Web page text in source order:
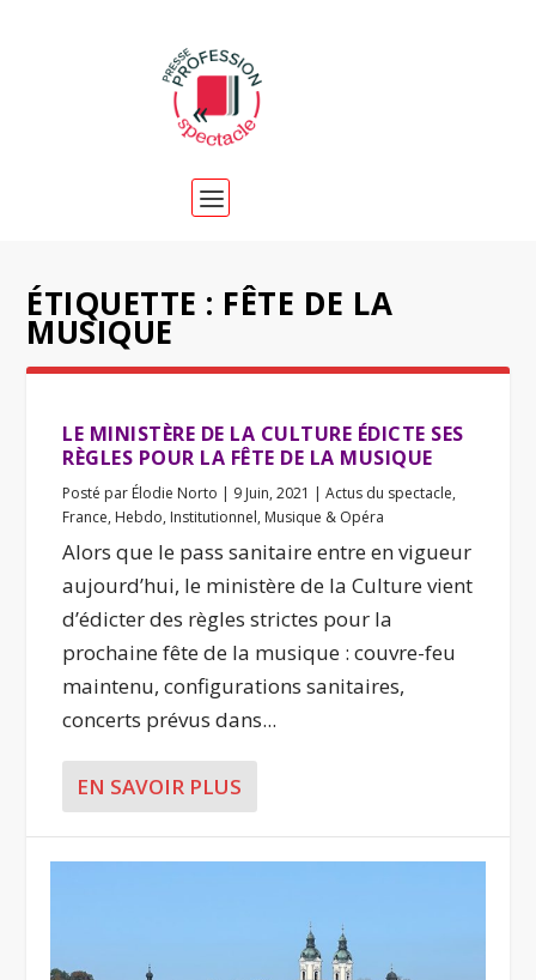
ÉTIQUETTE : FÊTE DE LA
MUSIQUE
LE MINISTÈRE DE LA CULTURE ÉDICTE SES
RÈGLES POUR LA FÊTE DE LA MUSIQUE
Posté par Élodie Norto | 9 Juin, 2021 |Actus du spectacle,
France, Hebdo, Institutionnel, Musique & Opéra
Alors que le pass sanitaire entre en vigueur
aujourd’hui, le ministère de la Culture vient
d’édicter des règles strictes pour la
prochaine fête de la musique : couvre-feu
maintenu, configurations sanitaires,
concerts prévus dans...
EN SAVOIR PLUS